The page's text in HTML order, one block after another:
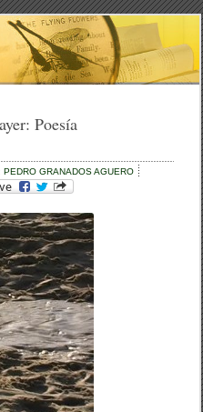
Poesía
PEDRO GRANADOS AGUERO